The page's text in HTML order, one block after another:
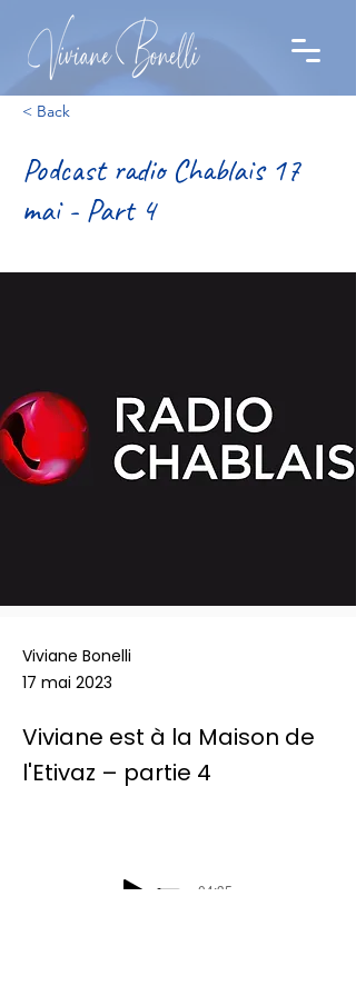
< Back
Podcast radio Chablais 17
mai - Part 4
Viviane Bonelli
17 mai 2023
Viviane est à la Maison de
l'Etivaz – partie 4
-04:35